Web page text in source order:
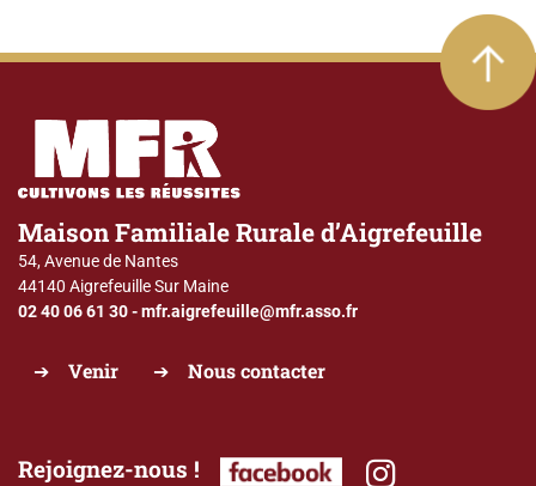
Maison Familiale Rurale d’Aigrefeuille
54, Avenue de Nantes
44140 Aigrefeuille Sur Maine
02 40 06 61 30-mfr.aigrefeuille@mfr.asso.fr
Venir Nous contacter
Rejoignez-nous !